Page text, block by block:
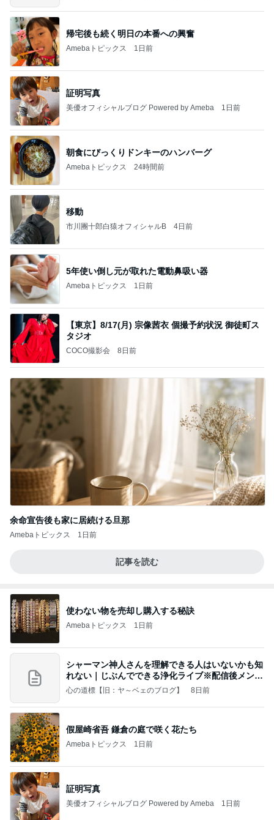
帰宅後も続く明日の本番への興奮
Amebaトピックス 1日前
証明写真
美優オフィシャルブログ Powered by Ameba 1日前
朝食にびっくりドンキーのハンバーグ
Amebaトピックス 24時間前
移動
市川團十郎白猿オフィシャルB 4日前
5年使い倒し元が取れた電動鼻吸い器
Amebaトピックス 1日前
【東京】8/17(月) 宗像茜衣 個撮予約状況 御徒町ス
タジオ
COCO撮影会 8日前
余命宣告後も家に居続ける旦那
Amebaトピックス 1日前
記事を読む
使わない物を売却し購入する秘訣
Amebaトピックス 1日前
シャーマン神人さんを理解できる人はいないかも知
れない｜じぶんでできる浄化ライブ※配信後メンバ
ー限
心の道標【旧：ヤ～ベェのブログ】 8日前
假屋崎省吾 鎌倉の庭で咲く花たち
Amebaトピックス 1日前
証明写真
美優オフィシャルブログ Powered by Ameba 1日前